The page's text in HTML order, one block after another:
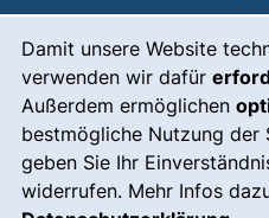
Damit unsere Website
verwenden wir dafür
Außerdem ermöglichen
bestmögliche Nutzung der
geben Sie Ihr
widerrufen. Mehr Infos
Leichte